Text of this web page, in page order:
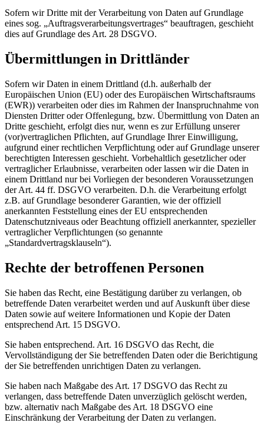
Sofern wir Dritte mit der Verarbeitung von Daten auf Grundlage
eines sog. „Auftragsverarbeitungsvertrages“ beauftragen, geschieht
dies auf Grundlage des Art. 28 DSGVO.
Übermittlungen in Drittländer
Sofern wir Daten in einem Drittland (d.h. außerhalb der
Europäischen Union (EU) oder des Europäischen Wirtschaftsraums
(EWR)) verarbeiten oder dies im Rahmen der Inanspruchnahme von
Diensten Dritter oder Offenlegung, bzw. Übermittlung von Daten an
Dritte geschieht, erfolgt dies nur, wenn es zur Erfüllung unserer
(vor)vertraglichen Pflichten, auf Grundlage Ihrer Einwilligung,
aufgrund einer rechtlichen Verpflichtung oder auf Grundlage unserer
berechtigten Interessen geschieht. Vorbehaltlich gesetzlicher oder
vertraglicher Erlaubnisse, verarbeiten oder lassen wir die Daten in
einem Drittland nur bei Vorliegen der besonderen Voraussetzungen
der Art. 44 ff. DSGVO verarbeiten. D.h. die Verarbeitung erfolgt
z.B. auf Grundlage besonderer Garantien, wie der offiziell
anerkannten Feststellung eines der EU entsprechenden
Datenschutzniveaus oder Beachtung offiziell anerkannter, spezieller
vertraglicher Verpflichtungen (so genannte
„Standardvertragsklauseln“).
Rechte der betroffenen Personen
Sie haben das Recht, eine Bestätigung darüber zu verlangen, ob
betreffende Daten verarbeitet werden und auf Auskunft über diese
Daten sowie auf weitere Informationen und Kopie der Daten
entsprechend Art. 15 DSGVO.
Sie haben entsprechend. Art. 16 DSGVO das Recht, die
Vervollständigung der Sie betreffenden Daten oder die Berichtigung
der Sie betreffenden unrichtigen Daten zu verlangen.
Sie haben nach Maßgabe des Art. 17 DSGVO das Recht zu
verlangen, dass betreffende Daten unverzüglich gelöscht werden,
bzw. alternativ nach Maßgabe des Art. 18 DSGVO eine
Einschränkung der Verarbeitung der Daten zu verlangen.